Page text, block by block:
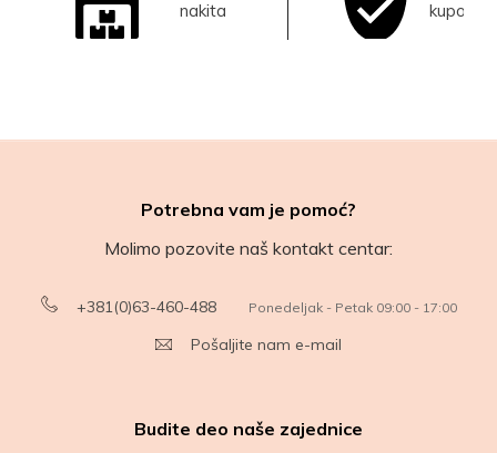
nakita kupovina
Potrebna vam je pomoć?
Molimo pozovite naš kontakt centar:
+381(0)63-460-488 Ponedeljak - Petak 09:00 - 17:00
Pošaljite nam e-mail
Budite deo naše zajednice